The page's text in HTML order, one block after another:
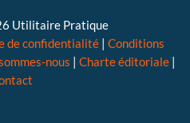
Utilitaire Pratique
de confidentialité| Conditions
nous Charte éditoriale